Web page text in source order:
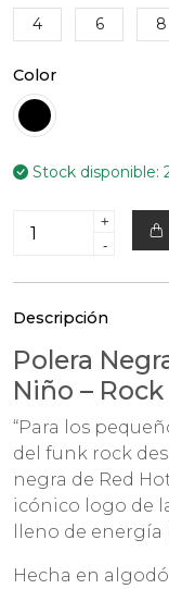
4
6 8
Color
Stock disponible:
+
-
Descripción
Polera
Niño –
“Para los
del funk rock
negra de Red
icónico logo de
lleno de energía
Hecha en